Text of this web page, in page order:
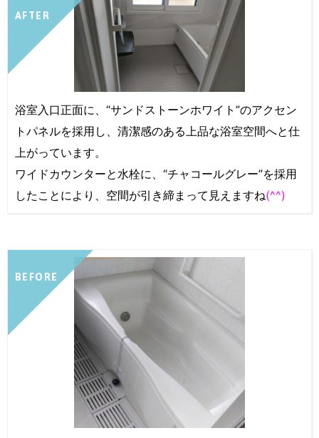
AFTER
浴室入口正面に、“サンドストーンホワイト”のアクセン
トパネルを採用し、清潔感のある上品な浴室空間へと仕
上がっています。
ワイドカウンターと水栓に、“チャコールグレー”を採用
したことにより、空間が引き締まって見えますね(^^)
BEFORE